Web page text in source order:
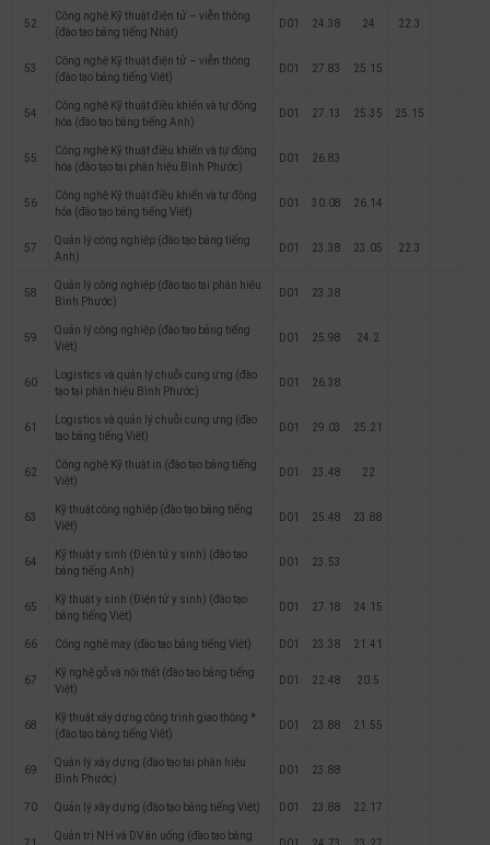
52
Công nghệ Kỹ thuật điện tử – viễn thông
(đào tạo bằng tiếng Nhật)
D01 24.38 24 22.3
53
Công nghệ Kỹ thuật điện tử – viễn thông
(đào tạo bằng tiếng Việt)
D01 27.83 25.15
54
Công nghệ Kỹ thuật điều khiển và tự động
hóa (đào tạo bằng tiếng Anh)
D01 27.13 25.35 25.15
55
Công nghệ Kỹ thuật điều khiển và tự động
hóa (đào tạo tại phân hiệu Bình Phước)
D01 26.83
56
Công nghệ Kỹ thuật điều khiển và tự động
hóa (đào tạo bằng tiếng Việt)
D01 30.08 26.14
57
Quản lý công nghiệp (đào tạo bằng tiếng
Anh)
D01 23.38 23.05 22.3
58
Quản lý công nghiệp (đào tạo tại phân hiệu
Bình Phước)
D01 23.38
59
Quản lý công nghiệp (đào tạo bằng tiếng
Việt)
D01 25.98 24.2
60
Logistics và quản lý chuỗi cung ứng (đào
tạo tại phân hiệu Bình Phước)
D01 26.38
61
Logistics và quản lý chuỗi cung ứng (đào
tạo bằng tiếng Việt)
D01 29.03 25.21
62
Công nghệ Kỹ thuật in (đào tạo bằng tiếng
Việt)
D01 23.48 22
63
Kỹ thuật công nghiệp (đào tạo bằng tiếng
Việt)
D01 25.48 23.88
64
Kỹ thuật y sinh (Điện tử y sinh) (đào tạo
bằng tiếng Anh)
D01 23.53
65
Kỹ thuật y sinh (Điện tử y sinh) (đào tạo
bằng tiếng Việt)
D01 27.18 24.15
66 Công nghệ may (đào tạo bằng tiếng Việt) D01 23.38 21.41
67
Kỹ nghệ gỗ và nội thất (đào tạo bằng tiếng
Việt)
D01 22.48 20.5
68
Kỹ thuật xây dựng công trình giao thông *
(đào tạo bằng tiếng Việt)
D01 23.88 21.55
69
Quản lý xây dựng (đào tạo tại phân hiệu
Bình Phước)
D01 23.88
70 Quản lý xây dựng (đào tạo bằng tiếng Việt) D01 23.88 22.17
Quản trị NH và DV ăn uống (đào tạo bằng